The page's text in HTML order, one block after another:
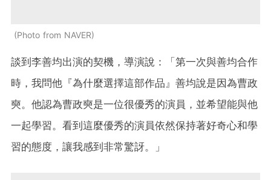
Photo from NAVER
談到李善均出演的契機，導演說：「第一次與善均合作
時，我問他『為什麼選擇這部作品』善均說是因為曹政
奭。他認為曹政奭是一位很優秀的演員，並希望能與他
一起學習。看到這麼優秀的演員依然保持著好奇心和學
習的態度，讓我感到非常驚訝。」